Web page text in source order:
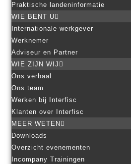
Praktische landeninformatie
WIE BENT U
Internationale werkgever
Werknemer
Adviseur en Partner
WIE ZIJN WIJ
Ons verhaal
Ons team
Werken bij Interfisc
Klanten over Interfisc
MEER WETEN
Downloads
Overzicht evenementen
Incompany Trainingen